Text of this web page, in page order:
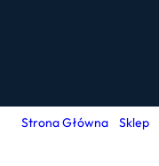
Strona Główna Sklep